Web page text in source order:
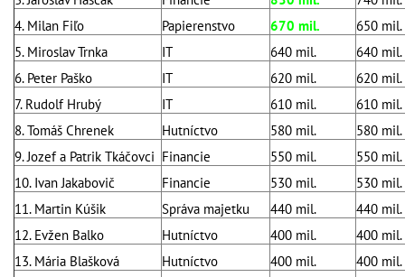
4. Milan Fiľo
Papierenstvo 670 mil.
650 mil.
5. Miroslav Trnka
IT 640 mil.
640 mil.
6. Peter Paško
IT 620 mil.
620 mil.
7. Rudolf Hrubý
IT 610 mil.
610 mil.
8. Tomáš Chrenek
Hutníctvo 580 mil.
580 mil.
9. Jozef a Patrik Tkáčovci Financie 550 mil.
550 mil.
10. Ivan Jakabovič
Financie 530 mil.
530 mil.
11. Martin Kúšik
Správa majetku 440 mil.
440 mil.
12. Evžen Balko
Hutníctvo 400 mil.
400 mil.
13. Mária Blašková
Hutníctvo 400 mil.
400 mil.